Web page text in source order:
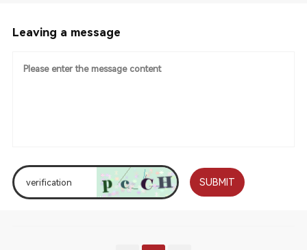
Leaving a message
SUBMIT